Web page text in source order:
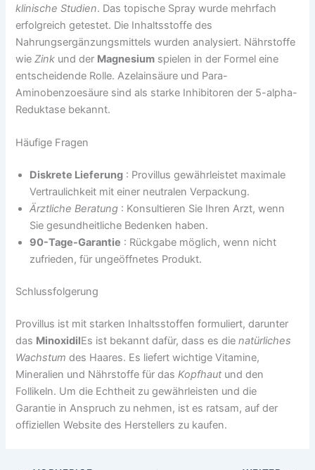
klinische Studien. Das topische Spray wurde mehrfach
erfolgreich getestet. Die Inhaltsstoffe des
Nahrungsergänzungsmittels wurden analysiert. Nährstoffe
wieZink und der Magnesium spielen in der Formel eine
entscheidende Rolle. Azelainsäure und Para-
Aminobenzoesäure sind als starke Inhibitoren der 5-alpha-
Reduktase bekannt.
Häufige Fragen
Diskrete Lieferung : Provillus gewährleistet maximale
Vertraulichkeit mit einer neutralen Verpackung.
Ärztliche Beratung : Konsultieren Sie Ihren Arzt, wenn
Sie gesundheitliche Bedenken haben.
90-Tage-Garantie : Rückgabe möglich, wenn nicht
zufrieden, für ungeöffnetes Produkt.
Schlussfolgerung
Provillus ist mit starken Inhaltsstoffen formuliert, darunter
das MinoxidilEs ist bekannt dafür, dass es dienatürliches
Wachstum des Haares. Es liefert wichtige Vitamine,
Mineralien und Nährstoffe für dasKopfhaut und den
Follikeln. Um die Echtheit zu gewährleisten und die
Garantie in Anspruch zu nehmen, ist es ratsam, auf der
offiziellen Website des Herstellers zu kaufen.